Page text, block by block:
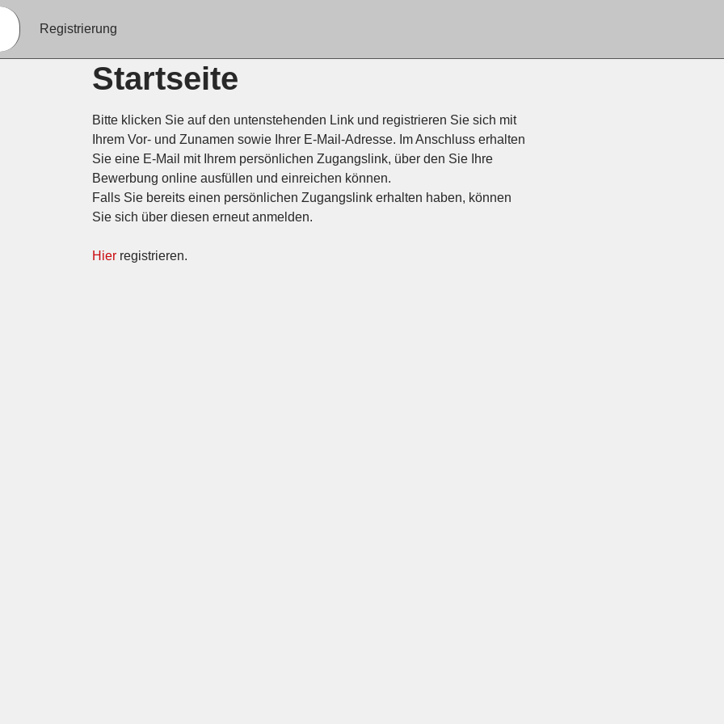
Registrierung
Startseite
Bitte klicken Sie auf den untenstehenden Link und registrieren Sie sich mit
Ihrem Vor- und Zunamen sowie Ihrer E-Mail-Adresse. Im Anschluss erhalten
Sie eine E-Mail mit Ihrem persönlichen Zugangslink, über den Sie Ihre
Bewerbung online ausfüllen und einreichen können.
Falls Sie bereits einen persönlichen Zugangslink erhalten haben, können
Sie sich über diesen erneut anmelden.
Hier registrieren.